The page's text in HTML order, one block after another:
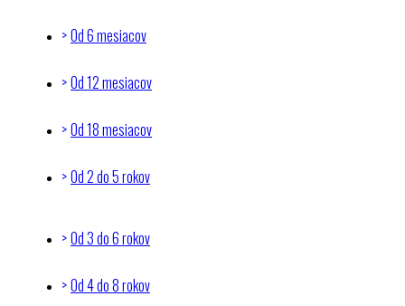
Od 6 mesiacov
Od 12 mesiacov
Od 18 mesiacov
Od 2 do 5 rokov
Od 3 do 6 rokov
Od 4 do 8 rokov